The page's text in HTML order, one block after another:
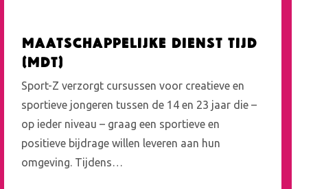
Maatschappelijke Dienst Tijd
(MDT)
Sport-Z verzorgt cursussen voor creatieve en
sportieve jongeren tussen de 14 en 23 jaar die –
op ieder niveau – graag een sportieve en
positieve bijdrage willen leveren aan hun
omgeving. Tijdens…